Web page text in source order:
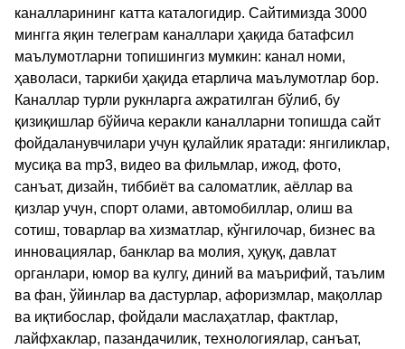
каналларининг катта каталогидир. Сайтимизда 3000
мингга яқин телеграм каналлари ҳақида батафсил
маълумотларни топишингиз мумкин: канал номи,
ҳаволаси, таркиби ҳақида етарлича маълумотлар бор.
Каналлар турли рукнларга ажратилган бўлиб, бу
қизиқишлар бўйича керакли каналларни топишда сайт
фойдаланувчилари учун қулайлик яратади: янгиликлар,
мусиқа ва mp3, видео ва фильмлар, ижод, фото,
санъат, дизайн, тиббиёт ва саломатлик, аёллар ва
қизлар учун, спорт олами, автомобиллар, олиш ва
сотиш, товарлар ва хизматлар, кўнгилочар, бизнес ва
инновациялар, банклар ва молия, ҳуқуқ, давлат
органлари, юмор ва кулгу, диний ва маърифий, таълим
ва фан, ўйинлар ва дастурлар, афоризмлар, мақоллар
ва иқтибослар, фойдали маслаҳатлар, фактлар,
лайфхаклар, пазандачилик, технологиялар, санъат,